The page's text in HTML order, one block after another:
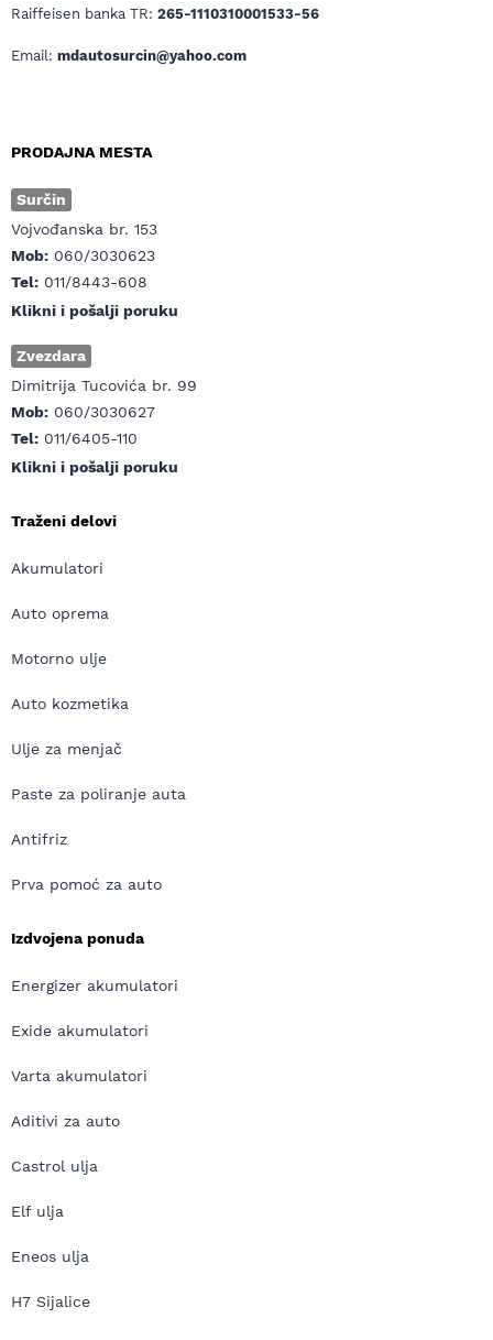
Raiffeisen banka TR: 265-1110310001533-56
Email: mdautosurcin@yahoo.com
PRODAJNA MESTA
Surčin
Vojvođanska br. 153
Mob: 060/3030623
Tel: 011/8443-608
Klikni i pošalji poruku
Zvezdara
Dimitrija Tucovića br. 99
Mob: 060/3030627
Tel: 011/6405-110
Klikni i pošalji poruku
Traženi delovi
Akumulatori
Auto oprema
Motorno ulje
Auto kozmetika
Ulje za menjač
Paste za poliranje auta
Antifriz
Prva pomoć za auto
Izdvojena ponuda
Energizer akumulatori
Exide akumulatori
Varta akumulatori
Aditivi za auto
Castrol ulja
Elf ulja
Eneos ulja
H7 Sijalice